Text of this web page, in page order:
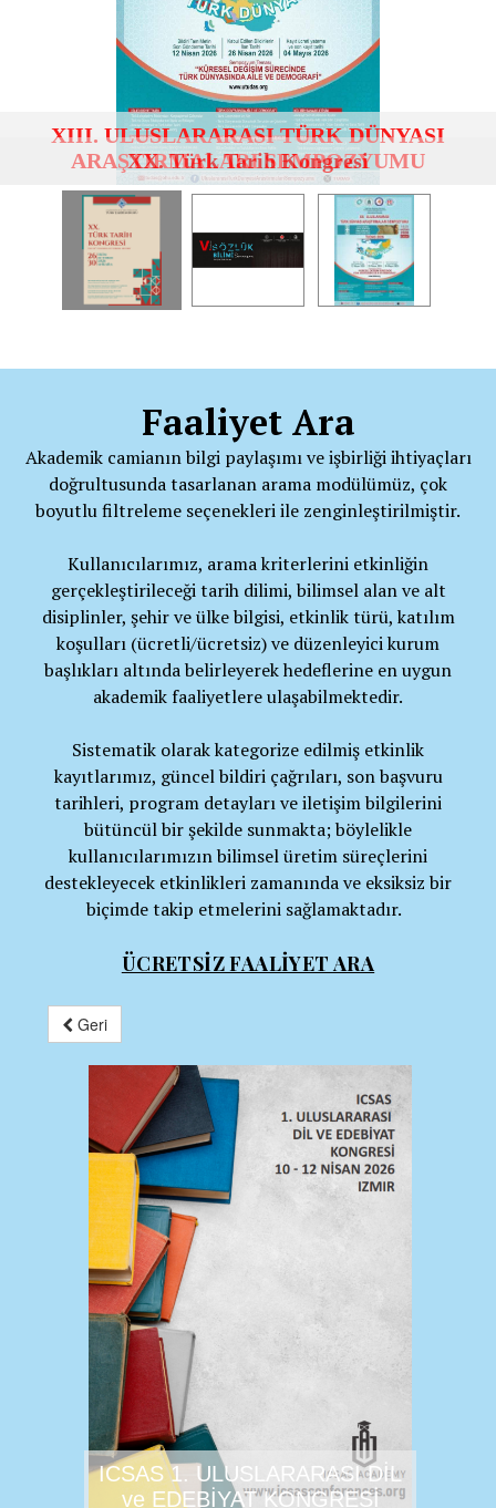
XX. Türk Tarih Kongresi
Faaliyet Ara
Akademik camianın bilgi paylaşımı ve işbirliği ihtiyaçları
doğrultusunda tasarlanan arama modülümüz, çok
boyutlu filtreleme seçenekleri ile zenginleştirilmiştir.
Kullanıcılarımız, arama kriterlerini etkinliğin
gerçekleştirileceği tarih dilimi, bilimsel alan ve alt
disiplinler, şehir ve ülke bilgisi, etkinlik türü, katılım
koşulları (ücretli/ücretsiz) ve düzenleyici kurum
başlıkları altında belirleyerek hedeflerine en uygun
akademik faaliyetlere ulaşabilmektedir.
Sistematik olarak kategorize edilmiş etkinlik
kayıtlarımız, güncel bildiri çağrıları, son başvuru
tarihleri, program detayları ve iletişim bilgilerini
bütüncül bir şekilde sunmakta; böylelikle
kullanıcılarımızın bilimsel üretim süreçlerini
destekleyecek etkinlikleri zamanında ve eksiksiz bir
biçimde takip etmelerini sağlamaktadır.
ÜCRETSİZ FAALİYET ARA
Geri
ICSAS 1. ULUSLARARASI DİL
ve EDEBİYAT KONGRESİ